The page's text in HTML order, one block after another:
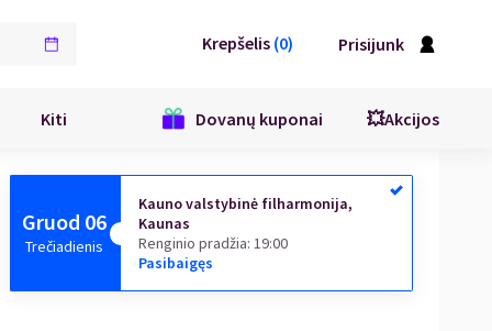
Krepšelis (0) Prisijunk
Kiti Dovanų kuponai 💥Akcijos
Gruod 06
Trečiadienis
Kauno valstybinė filharmonija,
Kaunas
Renginio pradžia:19:00
Pasibaigęs